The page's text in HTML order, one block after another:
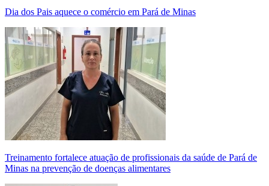
Dia dos Pais aquece o comércio em Pará de Minas
Treinamento fortalece atuação de profissionais da saúde de Pará de
Minas na prevenção de doenças alimentares